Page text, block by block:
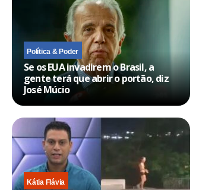
Política & Poder
Se os EUA invadirem o Brasil, a
gente terá que abrir o portão, diz
José Múcio
Kátia Flávia